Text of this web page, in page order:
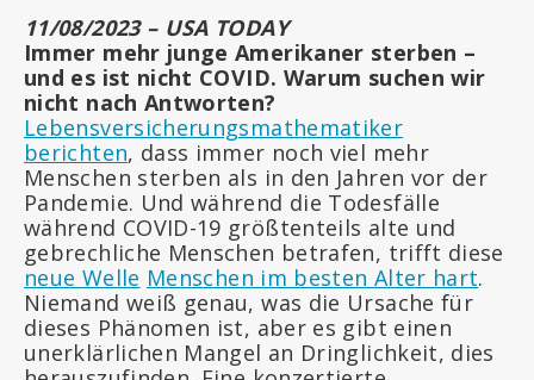
11/08/2023 – USA TODAY
Immer mehr junge Amerikaner sterben –
und es ist nicht COVID. Warum suchen wir
nicht nach Antworten?
Lebensversicherungsmathematiker
berichten, dass immer noch viel mehr
Menschen sterben als in den Jahren vor der
Pandemie. Und während die Todesfälle
während COVID-19 größtenteils alte und
gebrechliche Menschen betrafen, trifft diese
neue Welle Menschen im besten Alter hart.
Niemand weiß genau, was die Ursache für
dieses Phänomen ist, aber es gibt einen
unerklärlichen Mangel an Dringlichkeit, dies